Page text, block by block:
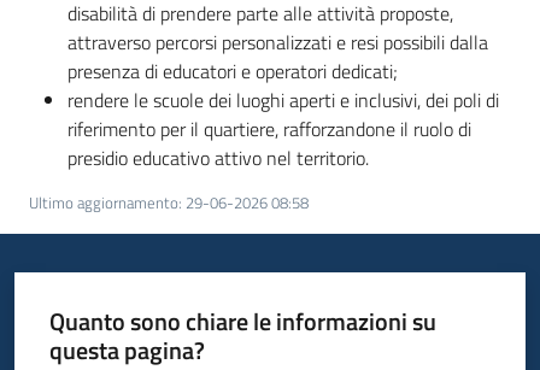
disabilità di prendere parte alle attività proposte,
attraverso percorsi personalizzati e resi possibili dalla
presenza di educatori e operatori dedicati;
rendere le scuole dei luoghi aperti e inclusivi, dei poli di
riferimento per il quartiere, rafforzandone il ruolo di
presidio educativo attivo nel territorio.
Ultimo aggiornamento: 29-06-2026 08:58
Quanto sono chiare le informazioni su
questa pagina?